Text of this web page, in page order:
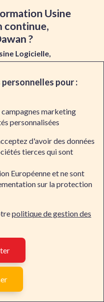
Contacter Dawan
Usine
continue,
?
Logicielle,
outils tels que
professionnelles dans
lesformateurs sur
continue, et des outils
dans ces domaines
théorique
expérience pratique. Ils
des scénarios réels
professionnelle pour
une perspective
comprendre et appliquer
et des outils tels
Dawan se distinguent
Les
de nombreux exercices,
permettent aux
pour :
marketing
personnalisées
d'avoir des données
tierces qui sont
Européenne et ne sont
sur la protection
politique de gestion des